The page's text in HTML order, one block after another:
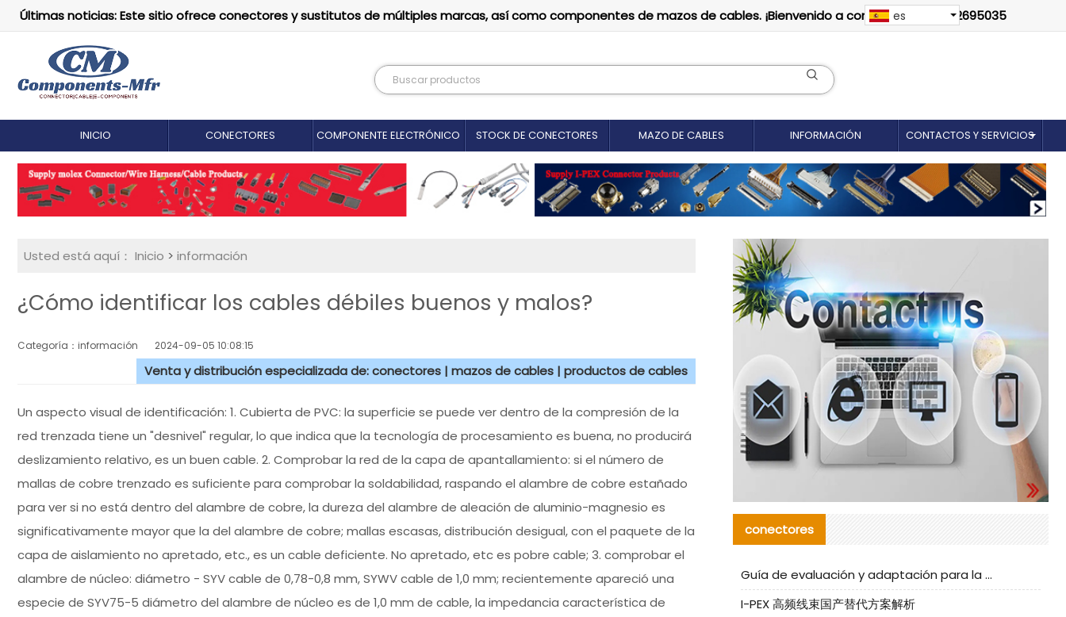
Últimas noticias: Este sitio ofrece conectores y sustitutos de múltiples marcas, así como componentes de mazos de cables. ¡Bienvenido a contactarnos: 18012695035
es
INICIO CONECTORES COMPONENTE ELECTRÓNICO STOCK DE CONECTORES MAZO DE CABLES INFORMACIÓN CONTACTOS Y SERVICIOS
Usted está aquí： Inicio > información
¿Cómo identificar los cables débiles buenos y malos?
Categoría：información 2024-09-05 10:08:15
Venta y distribución especializada de: conectores | mazos de cables | productos de cables
Un aspecto visual de identificación: 1. Cubierta de PVC: la superficie se puede ver dentro de la compresión de la
red trenzada tiene un "desnivel" regular, lo que indica que la tecnología de procesamiento es buena, no producirá
deslizamiento relativo, es un buen cable. 2. Comprobar la red de la capa de apantallamiento: si el número de
mallas de cobre trenzado es suficiente para comprobar la soldabilidad, raspando el alambre de cobre estañado
para ver si no está dentro del alambre de cobre, la dureza del alambre de aleación de aluminio-magnesio es
significativamente mayor que la del alambre de cobre; mallas escasas, distribución desigual, con el paquete de la
capa de aislamiento no apretado, etc., es un cable deficiente. No apretado, etc es pobre cable; 3. comprobar el
alambre de núcleo: diámetro - SYV cable de 0,78-0,8 mm, SYWV cable de 1,0 mm; recientemente apareció una
especie de SYV75-5 diámetro del alambre de núcleo es de 1,0 mm de cable, la impedancia característica de
conectores
Guía de evaluación y adaptación para la producción en serie de componentes de cables nacionales para CNC Tech
I-PEX 高频线束国产替代方案解析